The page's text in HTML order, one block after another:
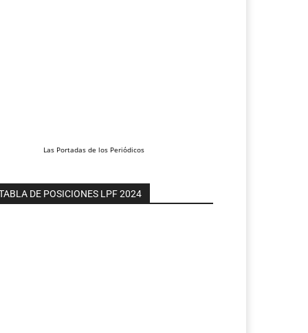
Las Portadas de los Periódicos
DE POSICIONES LPF 2024